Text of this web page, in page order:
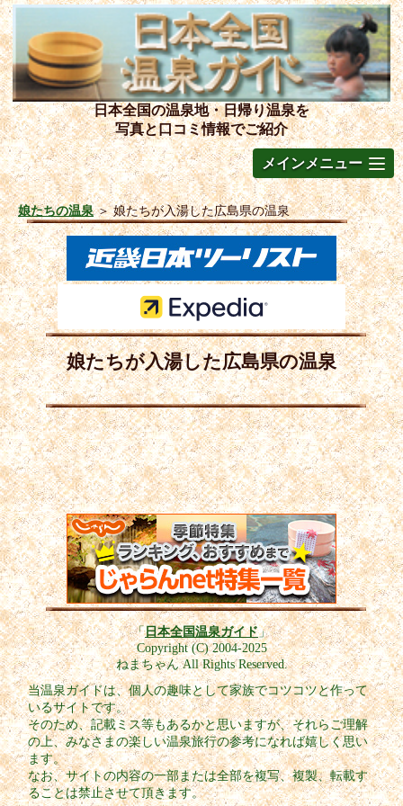
日本全国の温泉地・日帰り温泉を
写真と口コミ情報でご紹介
メインメニュー
娘たちの温泉＞娘たちが入湯した広島県の温泉
娘たちが入湯した広島県の温泉
「日本全国温泉ガイド」
Copyright (C) 2004-2025
ねまちゃん All Rights Reserved.
当温泉ガイドは、個人の趣味として家族でコツコツと作って
いるサイトです。
そのため、記載ミス等もあるかと思いますが、それらご理解
の上、みなさまの楽しい温泉旅行の参考になれば嬉しく思い
ます。
なお、サイトの内容の一部または全部を複写、複製、転載す
ることは禁止させて頂きます。